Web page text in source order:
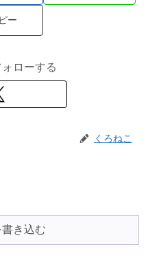
ー
ローする
くろねこ
き込む